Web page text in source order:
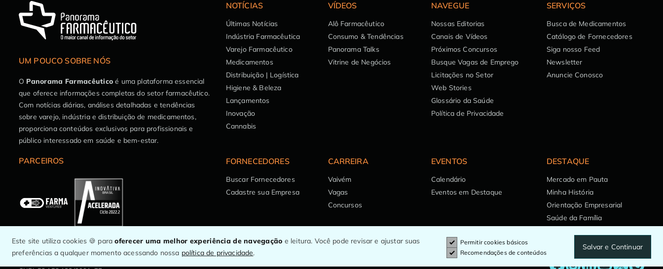
UM POUCO SOBRE NÓS
O Panorama Farmacêutico é uma plataforma essencial
que oferece informações completas do setor farmacêutico.
Com notícias diárias, análises detalhadas e tendências
sobre varejo, indústria e distribuição de medicamentos,
proporciona conteúdos exclusivos para profissionais e
público interessado em saúde e bem-estar.
PARCEIROS
NOTÍCIAS
Últimas Notícias
Indústria Farmacêutica
Varejo Farmacêutico
Medicamentos
Distribuição | Logística
Higiene & Beleza
Lançamentos
Inovação
Cannabis
VÍDEOS
Alô Farmacêutico
Consumo & Tendências
Panorama Talks
Vitrine de Negócios
NAVEGUE
Nossas Editorias
Canais de Vídeos
Próximos Concursos
Busque Vagas de Emprego
Licitações no Setor
Web Stories
Glossário da Saúde
Política de Privacidade
SERVIÇOS
Busca de Medicamentos
Catálogo de Fornecedores
Siga nosso Feed
Newsletter
Anuncie Conosco
FORNECEDORES
Buscar Fornecedores
Cadastre sua Empresa
CARREIRA
Vaivém
Vagas
Concursos
EVENTOS
Calendário
Eventos em Destaque
DESTAQUE
Mercado em Pauta
Minha História
Orientação Empresarial
Saúde da Família
Este site utiliza cookies 🍪 paraoferecer uma melhor experiência de navegação e leitura. Você pode revisar e ajustar suas
preferências a qualquer momento acessando nossa política de privacidade.
Permitir cookies básicos
Recomendações de conteúdos
Salvar e Continuar